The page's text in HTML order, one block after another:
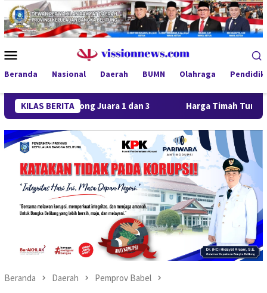
Loncat
ke
konten
Mobile
Beranda Nasional Daerah BUMN Olahraga
KILAS BERITA
Borong Juara 1 dan 3 Harga Timah Turun, Aktivitas
Beranda Daerah Pemprov Babel